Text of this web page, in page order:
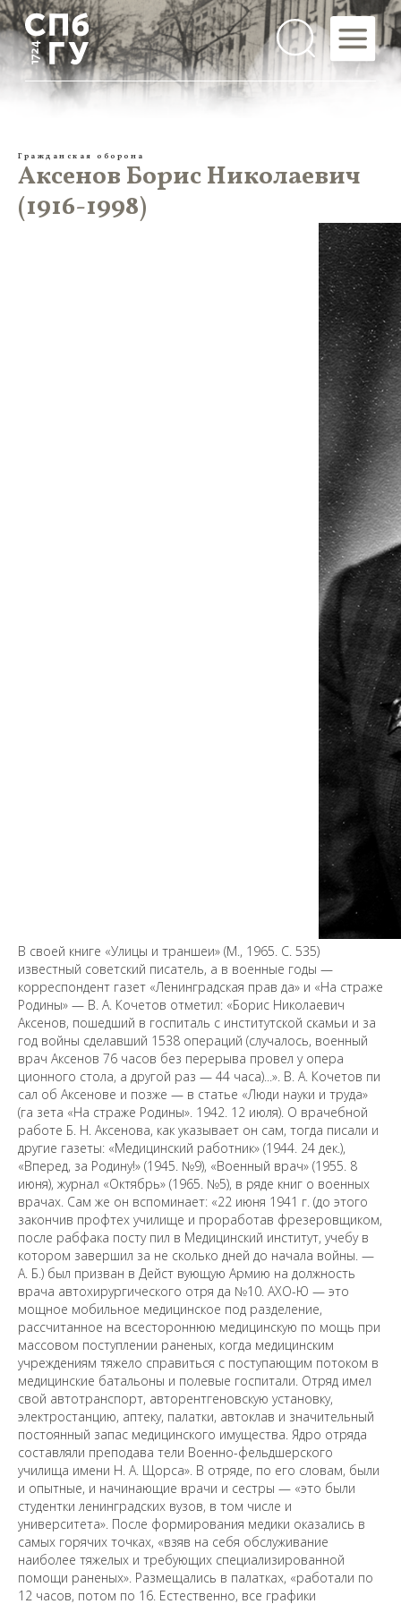
Гражданская оборона
Аксенов Борис Николаевич
(1916-1998)
В своей книге «Улицы и траншеи» (М., 1965. С. 535)
известный советский писатель, а в военные годы —
корреспондент газет «Ленинградская прав да» и «На страже
Родины» — В. А. Кочетов отметил: «Борис Николаевич
Аксенов, пошедший в госпиталь с институтской скамьи и за
год войны сделавший 1538 операций (случалось, военный
врач Аксенов 76 часов без перерыва провел у опера
ционного стола, а другой раз — 44 часа)...». В. А. Кочетов пи
сал об Аксенове и позже — в статье «Люди науки и труда»
(га зета «На страже Родины». 1942. 12 июля). О врачебной
работе Б. Н. Аксенова, как указывает он сам, тогда писали и
другие газеты: «Медицинский работник» (1944. 24 дек.),
«Вперед, за Родину!» (1945. №9), «Военный врач» (1955. 8
июня), журнал «Октябрь» (1965. №5), в ряде книг о военных
врачах. Сам же он вспоминает: «22 июня 1941 г. (до этого
закончив профтех училище и проработав фрезеровщиком,
после рабфака посту пил в Медицинский институт, учебу в
котором завершил за не сколько дней до начала войны. —
А. Б.) был призван в Дейст вующую Армию на должность
врача автохирургического отря да №10. АХО-Ю — это
мощное мобильное медицинское под разделение,
рассчитанное на всестороннюю медицинскую по мощь при
массовом поступлении раненых, когда медицинским
учреждениям тяжело справиться с поступающим потоком в
медицинские батальоны и полевые госпитали. Отряд имел
свой автотранспорт, авторентгеновскую установку,
электростанцию, аптеку, палатки, автоклав и значительный
постоянный запас медицинского имущества. Ядро отряда
составляли преподава тели Военно-фельдшерского
училища имени Н. А. Щорса». В отряде, по его словам, были
и опытные, и начинающие врачи и сестры — «это были
студентки ленинградских вузов, в том числе и
университета». После формирования медики оказались в
самых горячих точках, «взяв на себя обслуживание
наиболее тяжелых и требующих специализированной
помощи раненых». Размещались в палатках, «работали по
12 часов, потом по 16. Естественно, все графики